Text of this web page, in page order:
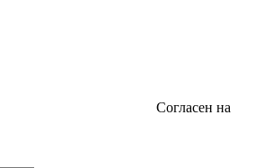
Согласен на